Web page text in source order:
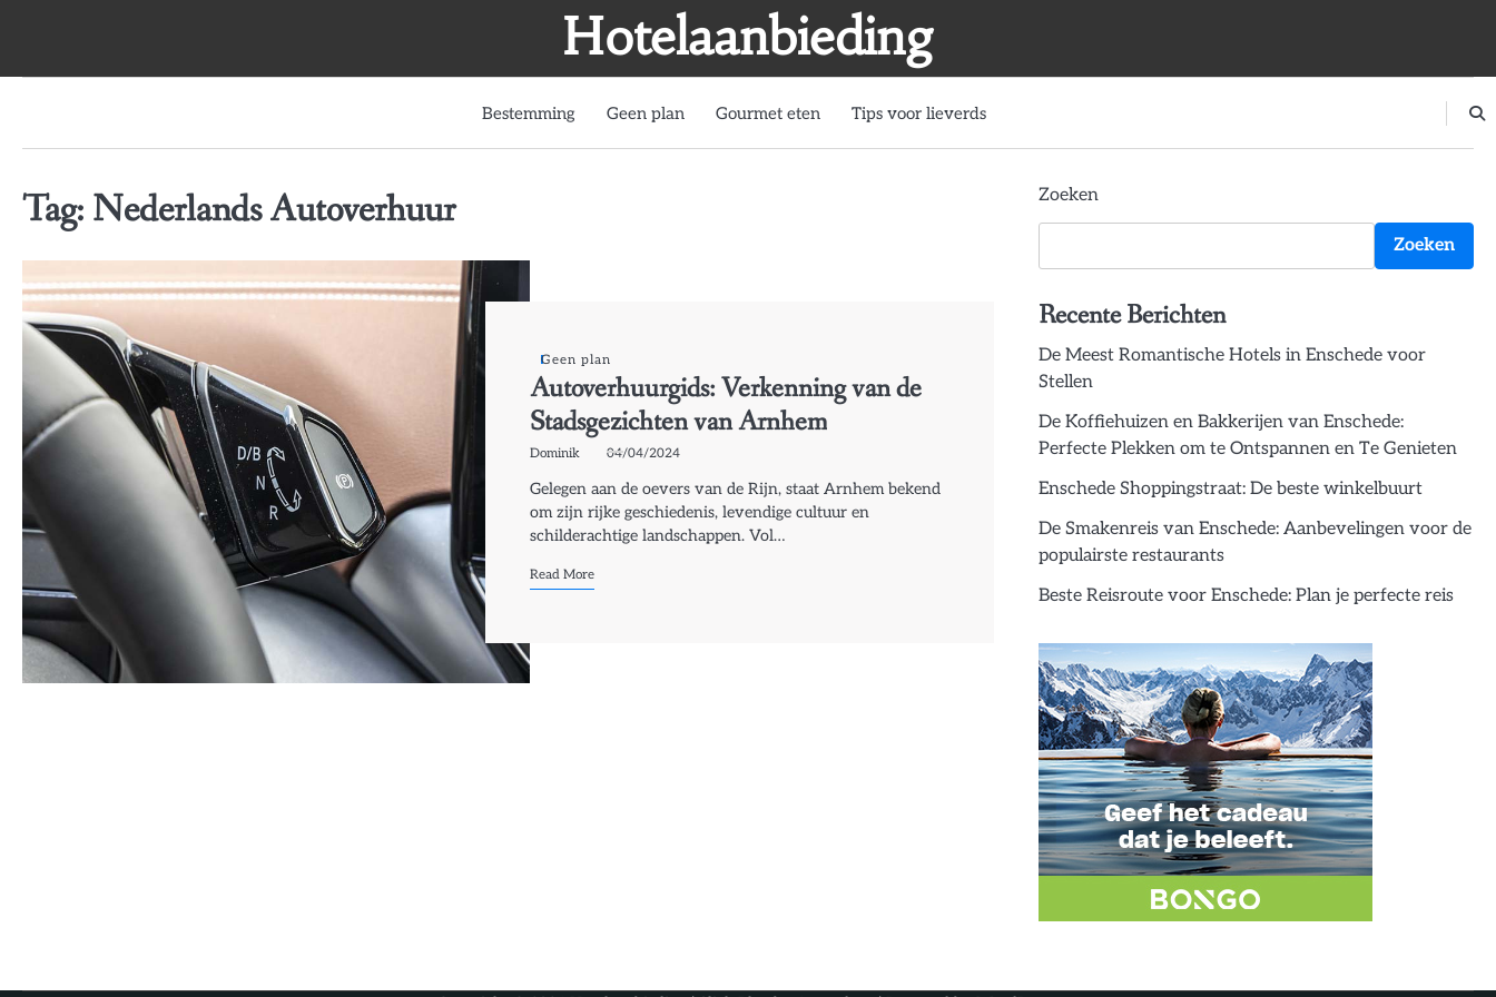
Hotelaanbieding
Bestemming Geen plan Gourmet eten Tips voor lieverds
Tag: Nederlands Autoverhuur
Geen plan
Autoverhuurgids: Verkenning van de
Stadsgezichten van Arnhem
Dominik 04/04/2024
Gelegen aan de oevers van de Rijn, staat Arnhem bekend
om zijn rijke geschiedenis, levendige cultuur en
schilderachtige landschappen. Vol…
Read More
Zoeken
Zoeken
Recente Berichten
De Meest Romantische Hotels in Enschede voor
Stellen
De Koffiehuizen en Bakkerijen van Enschede:
Perfecte Plekken om te Ontspannen en Te Genieten
Enschede Shoppingstraat: De beste winkelbuurt
De Smakenreis van Enschede: Aanbevelingen voor de
populairste restaurants
Beste Reisroute voor Enschede: Plan je perfecte reis